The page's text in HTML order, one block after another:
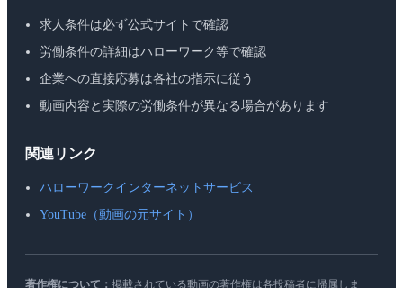
求人条件は必ず公式サイトで確認
労働条件の詳細はハローワーク等で確認
企業への直接応募は各社の指示に従う
動画内容と実際の労働条件が異なる場合があります
関連リンク
ハローワークインターネットサービス
YouTube（動画の元サイト）
著作権について： 掲載されている動画の著作権は各投稿者に帰属しま